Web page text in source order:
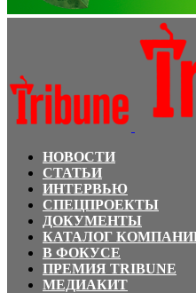
НОВОСТИ
СТАТЬИ
ИНТЕРВЬЮ
СПЕЦПРОЕКТЫ
ДОКУМЕНТЫ
КАТАЛОГ
В ФОКУСЕ
ПРЕМИЯ TRIBUNE
МЕДИАКИТ